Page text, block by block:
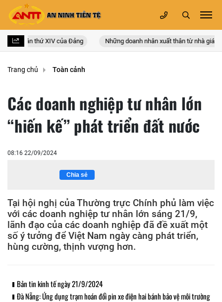
lần thứ XIV của Đảng Những doanh nhân xuất thân từ nhà giáo
Trang chủ Toàn cảnh
Các doanh nghiệp tư nhân lớn
“hiến kế” phát triển đất nước
08:16 22/09/2024
Chia sẻ
Tại hội nghị của Thường trực Chính phủ làm việc
với các doanh nghiệp tư nhân lớn sáng 21/9,
lãnh đạo của các doanh nghiệp đã đề xuất một
số ý tưởng để Việt Nam ngày càng phát triển,
hùng cường, thịnh vượng hơn.
Bản tin kinh tế ngày 21/9/2024
Đà Nẵng: Ứng dụng trạm hoán đổi pin xe điện hai bánh bảo vệ môi trường